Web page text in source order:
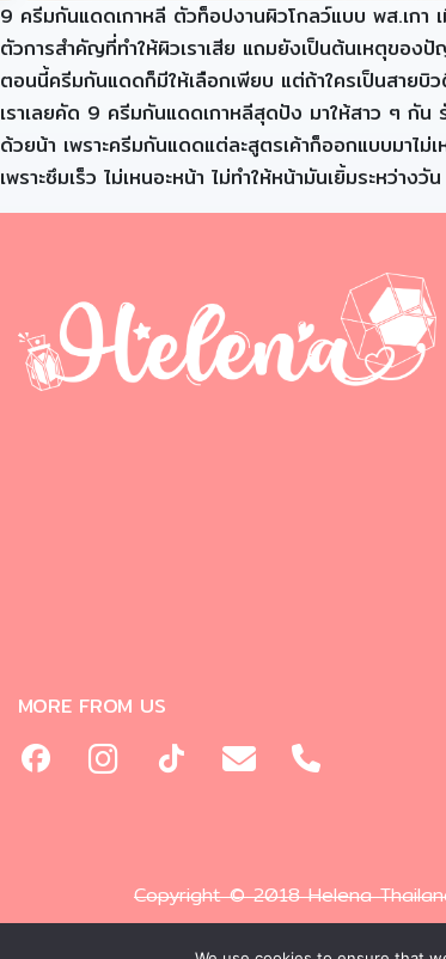
9 ครีมกันแดดเกาหลี ตัวท็อปงานผิวโกลว์แบบ พส.เก
ตัวการสำคัญที่ทำให้ผิวเราเสีย แถมยังเป็นต้นเหตุขอ
ตอนนี้ครีมกันแดดก็มีให้เลือกเพียบ แต่ถ้าใครเป็นสายบิ
เราเลยคัด 9 ครีมกันแดดเกาหลีสุดปัง มาให้สาว ๆ กัน
ด้วยน้า เพราะครีมกันแดดแต่ละสูตรเค้าก็ออกแบบมาไ
เพราะซึมเร็ว ไม่เหนอะหน้า ไม่ทำให้หน้ามันเยิ้มระหว่าง
MORE FROM US
Copyright © 2018 Helena